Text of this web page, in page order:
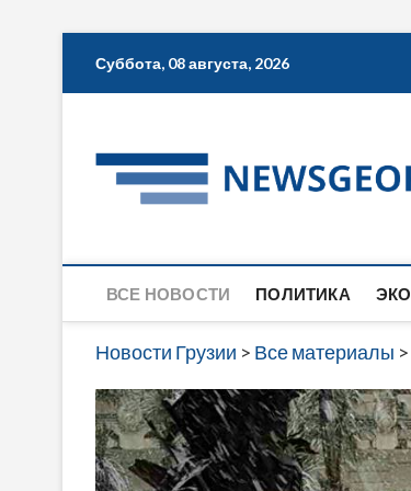
Суббота, 08 августа, 2026
ВСЕ НОВОСТИ ПОЛИТИКА
Новости Грузии > Все материалы >